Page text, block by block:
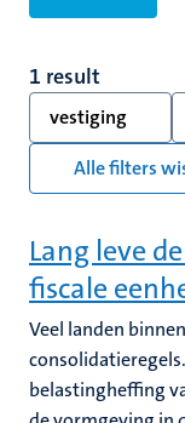
1 result
vestiging
Alle filters
Lang leve
fiscale
Veel landen
belastingheffing